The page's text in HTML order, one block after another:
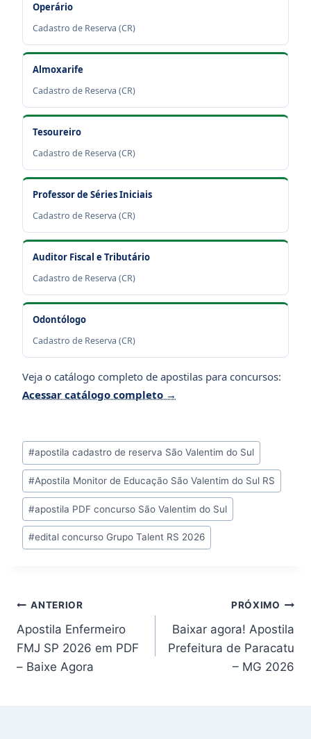
Operário
Cadastro de Reserva (CR)
Almoxarife
Cadastro de Reserva (CR)
Tesoureiro
Cadastro de Reserva (CR)
Professor de Séries Iniciais
Cadastro de Reserva (CR)
Auditor Fiscal e Tributário
Cadastro de Reserva (CR)
Odontólogo
Cadastro de Reserva (CR)
Veja o catálogo completo de apostilas para concursos:
Acessar catálogo completo →
Tags
do
Post:
#apostila cadastro de reserva São Valentim do Sul
#Apostila Monitor de Educação São Valentim do Sul RS
#apostila PDF concurso São Valentim do Sul
#edital concurso Grupo Talent RS 2026
Navegação
de
Post
ANTERIOR
Apostila Enfermeiro
FMJ SP 2026 em PDF
– Baixe Agora
PRÓXIMO
Baixar agora! Apostila
Prefeitura de Paracatu
– MG 2026